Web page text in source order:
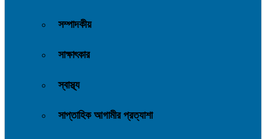
সম্পাদকীয়
সাক্ষাৎকার
স্বাস্থ্য
সাপ্তাহিক আগামীর প্রত্যাশা